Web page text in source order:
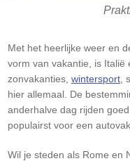
Met het heerlijke weer en
vorm van vakantie, is Italië
zonvakanties, wintersport ,
hier allemaal. De
anderhalve dag rijden
populairst voor een
Wil je steden als Rome en